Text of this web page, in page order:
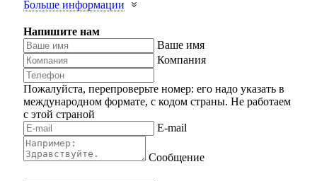
Больше информации
Напишите нам
Ваше имя
Компания
Пожалуйста, перепроверьте номер: его надо указать в
международном формате, с кодом страны. Не работаем
с этой страной
E-mail
Сообщение